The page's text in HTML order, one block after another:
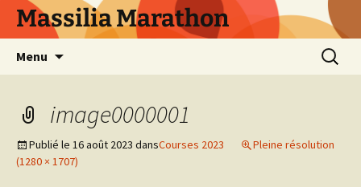
AllerMassilia Marathon
Menu
image0000001
Publié le 16 août 2023 dansCourses 2023
Pleine résolution
(1280 × 1707)